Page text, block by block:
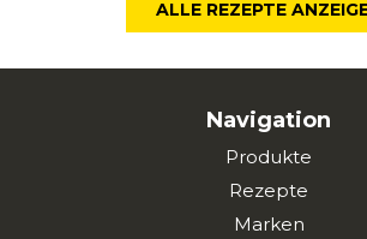
ALLE REZEPTE
Navigation
Produkte
Rezepte
Marken